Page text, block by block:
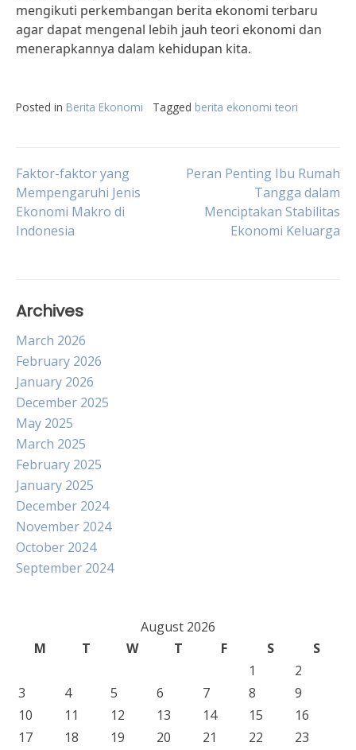
mengikuti perkembangan berita ekonomi terbaru
agar dapat mengenal lebih jauh teori ekonomi dan
menerapkannya dalam kehidupan kita.
Posted in Berita Ekonomi Tagged berita ekonomi teori
Post
navigation
Faktor-faktor yang
Mempengaruhi Jenis
Ekonomi Makro di
Indonesia
Peran Penting Ibu Rumah
Tangga dalam
Menciptakan Stabilitas
Ekonomi Keluarga
Archives
March 2026
February 2026
January 2026
December 2025
May 2025
March 2025
February 2025
January 2025
December 2024
November 2024
October 2024
September 2024
August 2026
M
T W T F S
S
1
2
3
4 5 6 7 8
9
10
11 12 13 14 15
16
17
18 19 20 21 22
23